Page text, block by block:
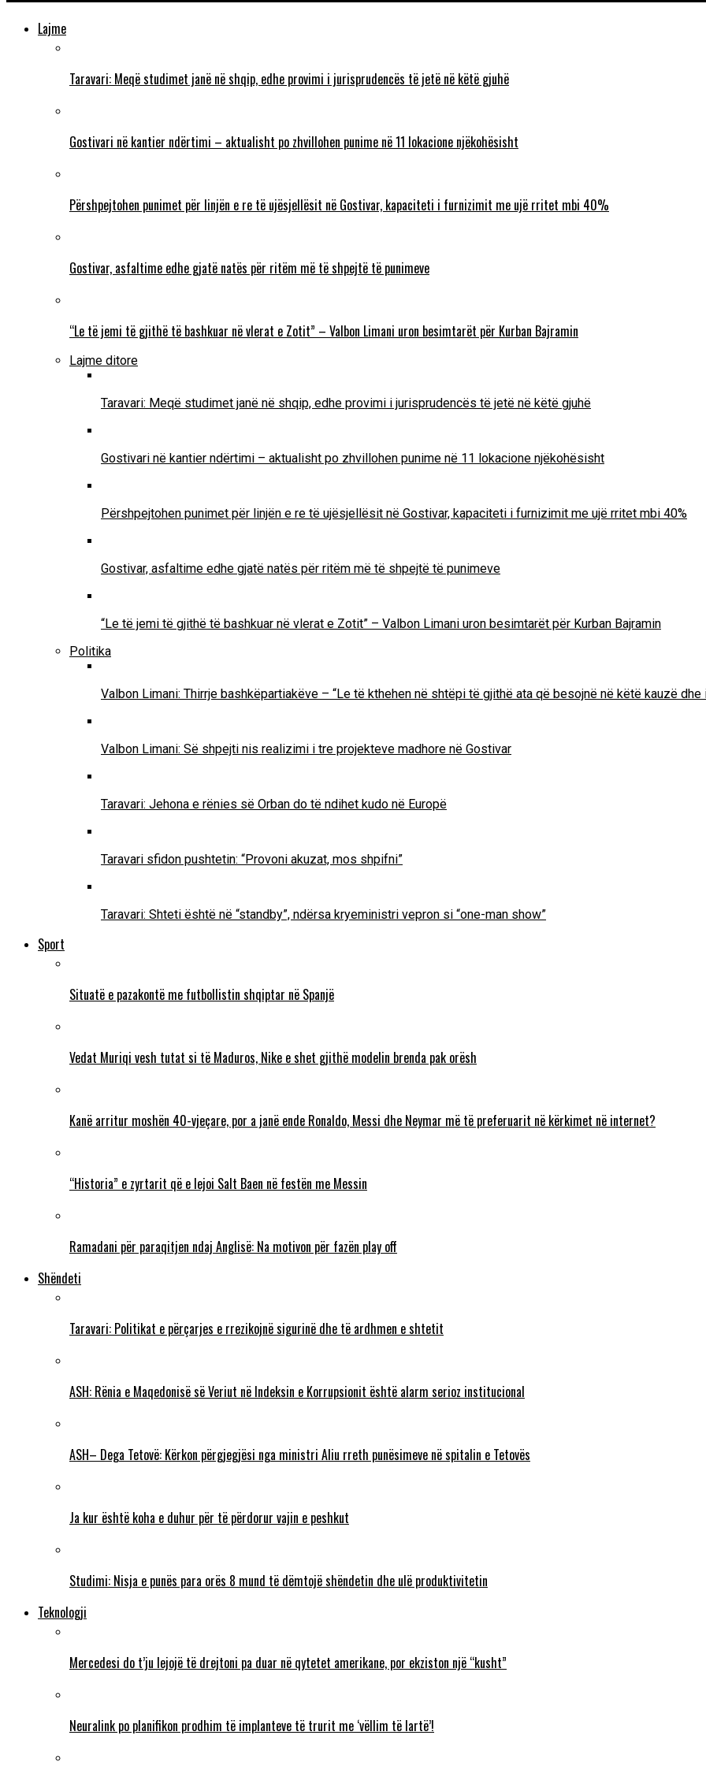
Lajme
Taravari: Meqë studimet janë në shqip, edhe provimi i jurisprudencës të jetë në këtë gjuhë
Gostivari në kantier ndërtimi – aktualisht po zhvillohen punime në 11 lokacione njëkohësisht
Përshpejtohen punimet për linjën e re të ujësjellësit në Gostivar, kapaciteti i furnizimit me ujë rritet mbi 40%
Gostivar, asfaltime edhe gjatë natës për ritëm më të shpejtë të punimeve
“Le të jemi të gjithë të bashkuar në vlerat e Zotit” – Valbon Limani uron besimtarët për Kurban Bajramin
Lajme ditore
Taravari: Meqë studimet janë në shqip, edhe provimi i jurisprudencës të jetë në këtë gjuhë
Gostivari në kantier ndërtimi – aktualisht po zhvillohen punime në 11 lokacione njëkohësisht
Përshpejtohen punimet për linjën e re të ujësjellësit në Gostivar, kapaciteti i furnizimit me ujë rritet mbi 40%
Gostivar, asfaltime edhe gjatë natës për ritëm më të shpejtë të punimeve
“Le të jemi të gjithë të bashkuar në vlerat e Zotit” – Valbon Limani uron besimtarët për Kurban Bajramin
Politika
Valbon Limani: Thirrje bashkëpartiakëve – “Le të kthehen në shtëpi të gjithë ata që besojnë në këtë kauzë dhe
Valbon Limani: Së shpejti nis realizimi i tre projekteve madhore në Gostivar
Taravari: Jehona e rënies së Orban do të ndihet kudo në Europë
Taravari sfidon pushtetin: “Provoni akuzat, mos shpifni”
Taravari: Shteti është në “standby”, ndërsa kryeministri vepron si “one-man show”
Sport
Situatë e pazakontë me futbollistin shqiptar në Spanjë
Vedat Muriqi vesh tutat si të Maduros, Nike e shet gjithë modelin brenda pak orësh
Kanë arritur moshën 40-vjeçare, por a janë ende Ronaldo, Messi dhe Neymar më të preferuarit në kërkimet në internet?
“Historia” e zyrtarit që e lejoi Salt Baen në festën me Messin
Ramadani për paraqitjen ndaj Anglisë: Na motivon për fazën play off
Shëndeti
Taravari: Politikat e përçarjes e rrezikojnë sigurinë dhe të ardhmen e shtetit
ASH: Rënia e Maqedonisë së Veriut në Indeksin e Korrupsionit është alarm serioz institucional
ASH– Dega Tetovë: Kërkon përgjegjësi nga ministri Aliu rreth punësimeve në spitalin e Tetovës
Ja kur është koha e duhur për të përdorur vajin e peshkut
Studimi: Nisja e punës para orës 8 mund të dëmtojë shëndetin dhe ulë produktivitetin
Teknologji
Mercedesi do t’ju lejojë të drejtoni pa duar në qytetet amerikane, por ekziston një “kusht”
Neuralink po planifikon prodhim të implanteve të trurit me ‘vëllim të lartë’!